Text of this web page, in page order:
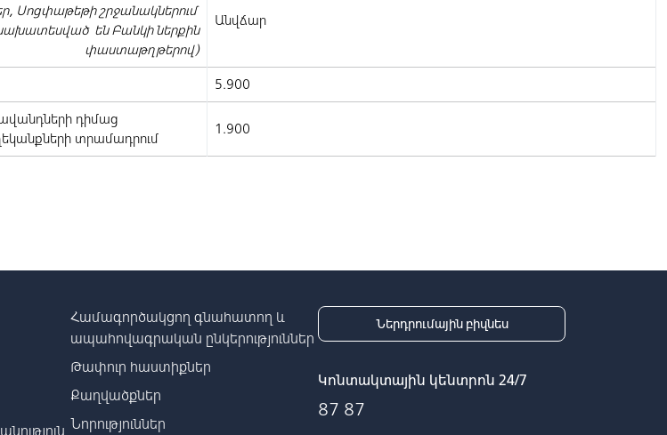
Սոցփաթեթի շրջանակներում
նախատեսված են Բանկի ներքին
փաստաթղթերով)
Անվճար
5.900
դիմաց
տրամադրում
1.900
Համագործակցող գնահատող և
ապահովագրական ընկերություններ
Թափուր հաստիքներ
Քաղվածքներ
Նորություններ
Ներդրումային բիզնես
Կոնտակտային կենտրոն 24/7
87 87